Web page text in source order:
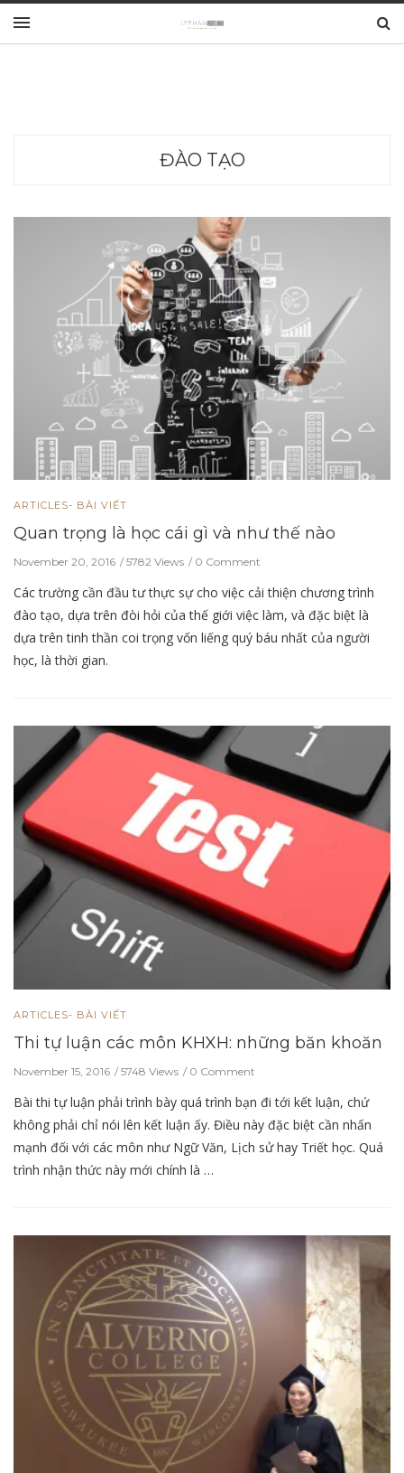
ĐÀO TẠO
ARTICLES- BÀI VIẾT
Quan trọng là học cái gì và như thế nào
November 20, 2016 5782 Views 0 Comment
Các trường cần đầu tư thực sự cho việc cải thiện chương trình
đào tạo, dựa trên đòi hỏi của thế giới việc làm, và đặc biệt là
dựa trên tinh thần coi trọng vốn liếng quý báu nhất của người
học, là thời gian.
ARTICLES- BÀI VIẾT
Thi tự luận các môn KHXH: những băn khoăn
November 15, 2016 5748 Views 0 Comment
Bài thi tự luận phải trình bày quá trình bạn đi tới kết luận, chứ
không phải chỉ nói lên kết luận ấy. Điều này đặc biệt cần nhấn
mạnh đối với các môn như Ngữ Văn, Lịch sử hay Triết học. Quá
trình nhận thức này mới chính là …